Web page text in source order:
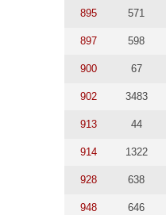
895 571
897 598
900 67
902 3483
913 44
914 1322
928 638
948 646